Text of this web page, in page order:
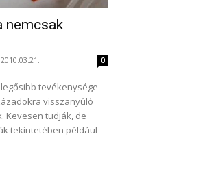
nemcsak
2010.03.21. 0
tevékenysége
visszanyúló
Kevesen tudják, de
tekintetében például